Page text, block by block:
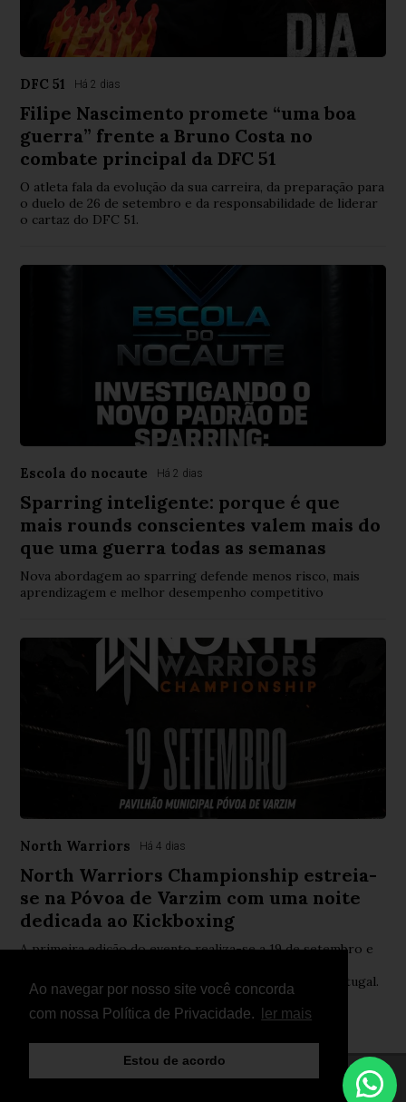
Ao navegar por nosso site você concorda
com nossa Política de Privacidade.
ler mais
Estou de acordo
DFC 51 Há 2 dias
Filipe Nascimento promete “uma boa
guerra” frente a Bruno Costa no
combate principal da DFC 51
O atleta fala da evolução da sua carreira, da preparação para
o duelo de 26 de setembro e da responsabilidade de liderar
o cartaz do DFC 51.
Escola do nocaute Há 2 dias
Sparring inteligente: porque é que
mais rounds conscientes valem mais do
que uma guerra todas as semanas
Nova abordagem ao sparring defende menos risco, mais
aprendizagem e melhor desempenho competitivo
North Warriors Há 4 dias
North Warriors Championship estreia-
se na Póvoa de Varzim com uma noite
dedicada ao Kickboxing
A primeira edição do evento realiza-se a 19 de setembro e
alguns dos mais promissores atletas do Norte de Portugal.
© Copyright 2026 - FightNews - Atletas, Equipas,